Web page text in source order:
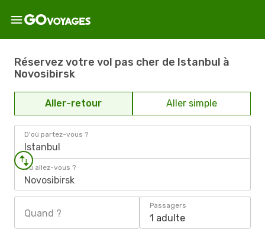
Réservez votre vol pas cher de Istanbul à
Novosibirsk
Aller-retour Aller simple
D'où partez-vous ?
Istanbul
Où allez-vous ?
Novosibirsk
Quand ?
Passagers
1 adulte